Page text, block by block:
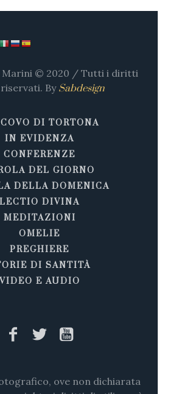
Marini © 2020 / Tutti i diritti
By Sabdesign
DI TORTONA
IN EVIDENZA
CONFERENZE
DEL GIORNO
DELLA DOMENICA
LECTIO DIVINA
MEDITAZIONI
OMELIE
PREGHIERE
DI SANTITÀ
VIDEO E AUDIO
ove non dichiarata